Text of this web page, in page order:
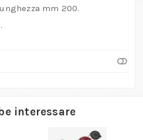
mm 200.
interessare